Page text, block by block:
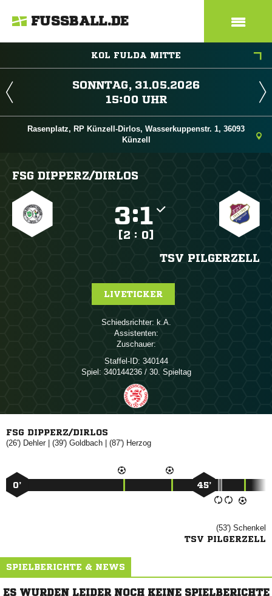
FUSSBALL.DE
KOL FULDA MITTE
 
 
Rasenplatz, RP Künzell-Dirlos, Wasserkuppenstr. 1, 36093
Künzell
FSG DIPPERZ/​DIRLOS
:
[2 : 0]
TSV PILGERZELL
LIVETICKER
Schiedsrichter: 
Assistenten:
Zuschauer:
Staffel-ID: 340144
Spiel: 340144236 / 30. Spieltag
FSG DIPPERZ/DIRLOS
(26') | (39')  | (87') 
0’ 45’
(53') 
TSV PILGERZELL
SPIELBERICHTE & NEWS
ES WURDEN LEIDER NOCH KEINE SPIELBERICHTE